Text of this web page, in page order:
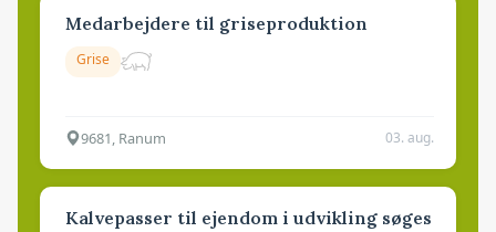
Medarbejdere til griseproduktion
Grise
9681, Ranum 03. aug.
Kalvepasser til ejendom i udvikling søges